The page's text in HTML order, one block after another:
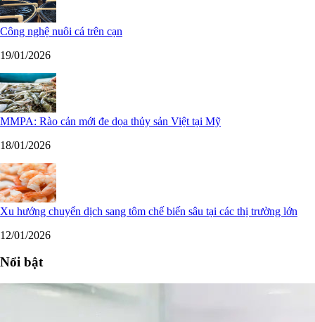
Công nghệ nuôi cá trên cạn
19/01/2026
MMPA: Rào cản mới đe dọa thủy sản Việt tại Mỹ
18/01/2026
Xu hướng chuyển dịch sang tôm chế biến sâu tại các thị trường lớn
12/01/2026
Nổi bật